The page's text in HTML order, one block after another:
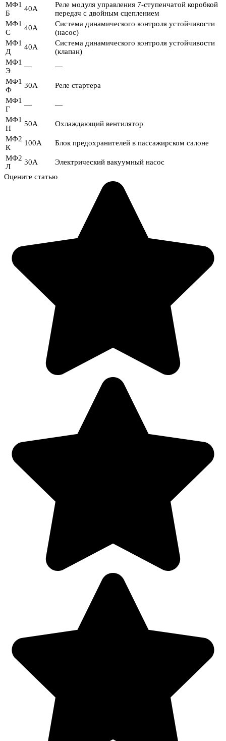
МФ1
Б
40А
Реле модуля управления 7-ступенчатой ​​коробкой
передач с двойным сцеплением
МФ1
С
40А
Система динамического контроля устойчивости
(насос)
МФ1
Д
40А
Система динамического контроля устойчивости
(клапан)
МФ1
Э
—
—
МФ1
Ф
30А
Реле стартера
МФ1
Г
—
—
МФ1
Н
50А
Охлаждающий вентилятор
МФ2
К
100А
Блок предохранителей в пассажирском салоне
МФ2
Л
30А
Электрический вакуумный насос
Оцените статью